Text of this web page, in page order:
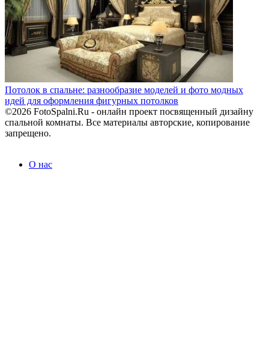
Потолок в спальне: разнообразие моделей и фото модных
идей для оформления фигурных потолков
©2026 FotoSpalni.Ru - онлайн проект посвященный дизайну
спальной комнаты. Все материалы авторские, копирование
запрещено.
О нас